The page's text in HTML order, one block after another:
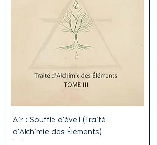
Air : Souffle d'éveil (Traité
d'Alchimie des Éléments)